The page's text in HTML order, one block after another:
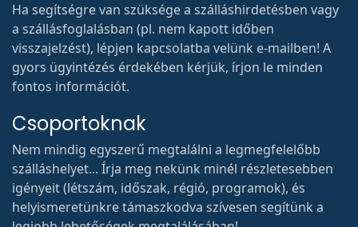
Ha segítségre van szüksége a szálláshirdetésben vagy
a szállásfoglalásban (pl. nem kapott időben
visszajelzést), lépjen kapcsolatba velünk e-mailben! A
gyors ügyintézés érdekében kérjük, írjon le minden
fontos információt.
Csoportoknak
Nem mindig egyszerű megtalálni a legmegfelelőbb
szálláshelyet... Írja meg nekünk minél részletesebben
igényeit (létszám, időszak, régió, programok), és
helyismeretünkre támaszkodva szívesen segítünk a